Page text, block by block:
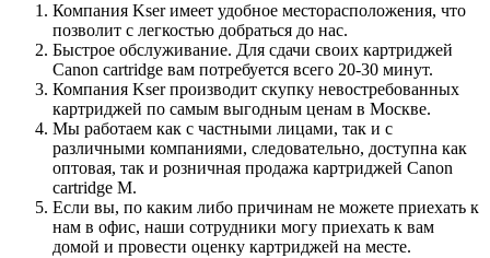
Компания Kser имеет удобное месторасположения, что
позволит с легкостью добраться до нас.
Быстрое обслуживание. Для сдачи своих картриджей
Canon cartridge вам потребуется всего 20-30 минут.
Компания Kser производит скупку невостребованных
картриджей по самым выгодным ценам в Москве.
Мы работаем как с частными лицами, так и с
различными компаниями, следовательно, доступна как
оптовая, так и розничная продажа картриджей Canon
cartridge M.
Если вы, по каким либо причинам не можете приехать к
нам в офис, наши сотрудники могу приехать к вам
домой и провести оценку картриджей на месте.